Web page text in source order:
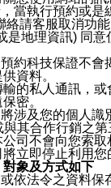
當執行預約或
請客服取消功能
是地理資訊) 同
約科技保證不
資料。
的私人通訊，
密。
涉及您的個人識
其合作行銷之
司不會向您索
立即停止利用您
象及方式如下
依法令之資料